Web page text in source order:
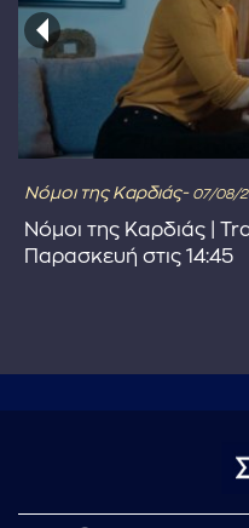
Νόμοι της Καρδιάς- 07/08/
Νόμοι της Καρδιάς |
Παρασκευή στις 14:45